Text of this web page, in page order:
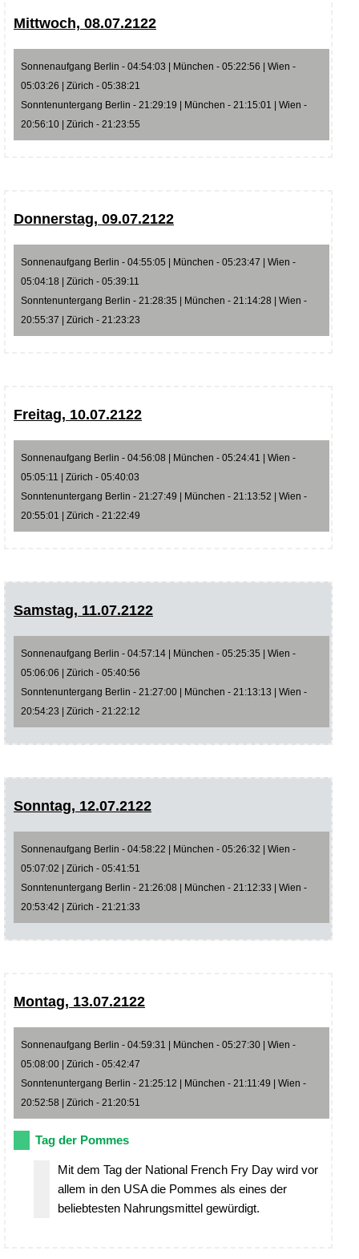
Mittwoch, 08.07.2122
Sonnenaufgang Berlin - 04:54:03 | München - 05:22:56 | Wien -
05:03:26 | Zürich - 05:38:21
Sonntenuntergang Berlin - 21:29:19 | München - 21:15:01 | Wien -
20:56:10 | Zürich - 21:23:55
Donnerstag, 09.07.2122
Sonnenaufgang Berlin - 04:55:05 | München - 05:23:47 | Wien -
05:04:18 | Zürich - 05:39:11
Sonntenuntergang Berlin - 21:28:35 | München - 21:14:28 | Wien -
20:55:37 | Zürich - 21:23:23
Freitag, 10.07.2122
Sonnenaufgang Berlin - 04:56:08 | München - 05:24:41 | Wien -
05:05:11 | Zürich - 05:40:03
Sonntenuntergang Berlin - 21:27:49 | München - 21:13:52 | Wien -
20:55:01 | Zürich - 21:22:49
Samstag, 11.07.2122
Sonnenaufgang Berlin - 04:57:14 | München - 05:25:35 | Wien -
05:06:06 | Zürich - 05:40:56
Sonntenuntergang Berlin - 21:27:00 | München - 21:13:13 | Wien -
20:54:23 | Zürich - 21:22:12
Sonntag, 12.07.2122
Sonnenaufgang Berlin - 04:58:22 | München - 05:26:32 | Wien -
05:07:02 | Zürich - 05:41:51
Sonntenuntergang Berlin - 21:26:08 | München - 21:12:33 | Wien -
20:53:42 | Zürich - 21:21:33
Montag, 13.07.2122
Sonnenaufgang Berlin - 04:59:31 | München - 05:27:30 | Wien -
05:08:00 | Zürich - 05:42:47
Sonntenuntergang Berlin - 21:25:12 | München - 21:11:49 | Wien -
20:52:58 | Zürich - 21:20:51
Tag der Pommes
Mit dem Tag der National French Fry Day wird vor
allem in den USA die Pommes als eines der
beliebtesten Nahrungsmittel gewürdigt.